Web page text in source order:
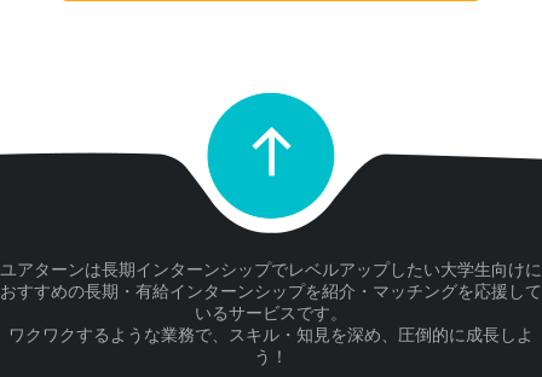
ユアターンは長期インターンシップでレベルアップしたい大学生向けに
おすすめの長期・有給インターンシップを紹介・マッチングを応援して
いるサービスです。
ワクワクするような業務で、スキル・知見を深め、圧倒的に成長しよ
う！